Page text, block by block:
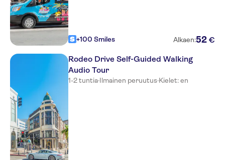
+100 Smiles Alkaen:52 €
Rodeo Drive Self-Guided Walking
Audio Tour
1-2 tuntia·Ilmainen peruutus·Kielet: en